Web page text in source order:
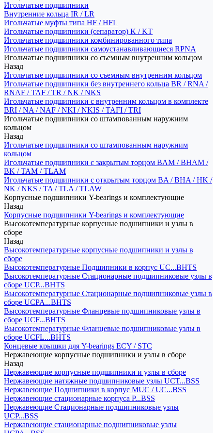
Игольчатые подшипники
Внутренние кольца IR / LR
Игольчатые муфты типа HF / HFL
Игольчатые подшипники (сепаратор) K / KT
Игольчатые подшипники комбинированного типа
Игольчатые подшипники самоустанавливающиеся RPNA
Игольчатые подшипники со съемным внутренним кольцом
Назад
Игольчатые подшипники со съемным внутренним кольцом
Игольчатые подшипники без внутреннего кольца BR / RNA /
RNAF / TAF / TR / NK / NKS
Игольчатые подшипники с внутренним кольцом в комплекте
BRI / NA / NAF / NKI / NKIS / TAFI / TRI
Игольчатые подшипники со штампованным наружним
кольцом
Назад
Игольчатые подшипники со штампованным наружним
кольцом
Игольчатые подшипники с закрытым торцом BAM / BHAM /
BK / TAM / TLAM
Игольчатые подшипники с открытым торцом BA / BHA / HK /
NK / NKS / TA / TLA / TLAW
Корпусные подшипники Y-bearings и комплектующие
Назад
Корпусные подшипники Y-bearings и комплектующие
Высокотемпературные корпусные подшипники и узлы в
сборе
Назад
Высокотемпературные корпусные подшипники и узлы в
сборе
Высокотемпературные Подшипники в корпус UC...BHTS
Высокотемпературные Стационарные подшипниковые узлы в
сборе UCP...BHTS
Высокотемпературные Стационарные подшипниковые узлы в
сборе UCPA...BHTS
Высокотемпературные Фланцевые подшипниковые узлы в
сборе UCF...BHTS
Высокотемпературные Фланцевые подшипниковые узлы в
сборе UCFL...BHTS
Концевые крышки для Y-bearings ECY / STC
Нержавеющие корпусные подшипники и узлы в сборе
Назад
Нержавеющие корпусные подшипники и узлы в сборе
Нержавеющие натяжные подшипниковые узлы UCT...BSS
Нержавеющие Подшипники в корпус MUC / UC...BSS
Нержавеющие стационарные корпуса P...BSS
Нержавеющие Стационарные подшипниковые узлы
UCP...BSS
Нержавеющие стационарные подшипниковые узлы